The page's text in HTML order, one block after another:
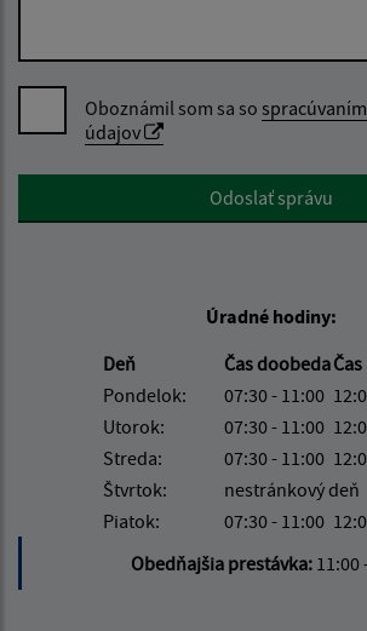
Oboznámil som sa so
údajov
Google reCaptcha ResponseOdoslať správu
Úradné hodiny:
Deň
Čas doobeda
Pondelok:
07:30 - 11:00
Utorok:
07:30 - 11:00
Streda:
07:30 - 11:00
Štvrtok:
nestránkový deň
Piatok:
07:30 - 11:00
Obedňajšia prestávka: 11:00